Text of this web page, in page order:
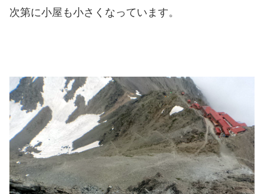
次第に小屋も小さくなっています。